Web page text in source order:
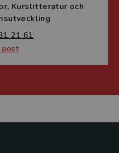
Kurslitteratur och
21 61
post